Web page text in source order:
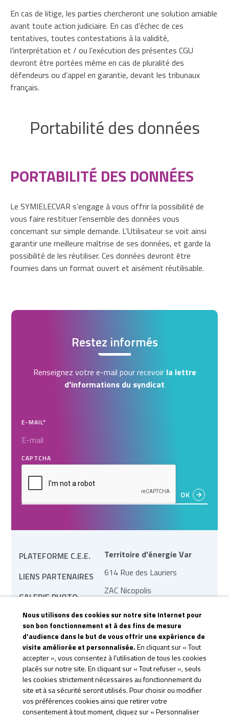
En cas de litige, les parties chercheront une solution amiable
avant toute action judiciaire. En cas d’échec de ces
tentatives, toutes contestations à la validité,
l’interprétation et / ou l’exécution des présentes CGU
devront être portées même en cas de pluralité des
défendeurs ou d’appel en garantie, devant les tribunaux
français.
Portabilité des données
PORTABILITÉ DES DONNÉES
Le SYMIELECVAR s’engage à vous offrir la possibilité de
vous faire restituer l’ensemble des données vous
concernant sur simple demande. L’Utilisateur se voit ainsi
garantir une meilleure maîtrise de ses données, et garde la
possibilité de les réutiliser. Ces données devront être
fournies dans un format ouvert et aisément réutilisable.
Restez informés
Renseignez votre e-mail pour recevoir la lettre
d'informations du syndicat
E-MAIL*
CAPTCHA
PLATEFORME C.E.E.
LIENS PARTENAIRES
GALERIE PHOTO
MARCHÉS PUBLICS
REVUE DE PRESSE
CONTACTEZ-NOUS
CGU &
CONFIDENTIALITÉ
Territoire d'énergie Var
614 Rue des Lauriers
ZAC Nicopolis
contact@te83.fr
Nous utilisons des cookies sur notre site Internet pour
son bon fonctionnement et à des fins de mesure
d'audience dans le but de vous offrir une expérience de
visite améliorée et personnalisée.En cliquant sur « Tout
accepter », vous consentez à l'utilisation de tous les cookies
placés sur notre site. En cliquant sur « Tout refuser », seuls
les cookies strictement nécessaires au fonctionnement du
site et à sa sécurité seront utilisés. Pour choisir ou modifier
vos préférences cookies ainsi que retirer votre
consentement à tout moment, cliquez sur « Personnaliser